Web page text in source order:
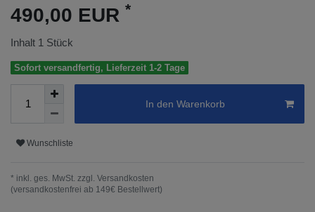
490,00 EUR *
Inhalt 1 Stück
Sofort versandfertig, Lieferzeit 1-2 Tage
In den Warenkorb
Wunschliste
* inkl. ges. MwSt. zzgl. Versandkosten
(versandkostenfrei ab 149€ Bestellwert)